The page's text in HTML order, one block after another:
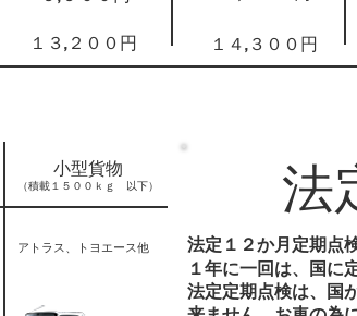
１３,２００円 １４,３００円
小型貨物
（積載１５００ｋｇ 以下）
アトラス、トヨエース他
法
法定１２か月定期点
１年に一回は、国に
法定定期点検は、国